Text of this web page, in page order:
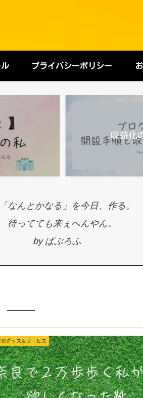
プライバシーポリシー
収益化
「なんとかなる」を今日、作る。
待ってても来ぇへんやん。
by ぱぶろふ
めグッズ＆サービス